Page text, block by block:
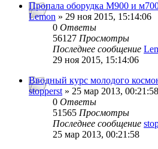
Пропала оборудка М900 и
Lemon » 29 ноя 2015, 15:14:06
0 Ответы
56127 Просмотры
Последнее сообщение
29 ноя 2015, 15:14:06
Вводный курс молодого
stopperst » 25 мар 2013, 00:21:58
0 Ответы
51565 Просмотры
Последнее сообщение
25 мар 2013, 00:21:58